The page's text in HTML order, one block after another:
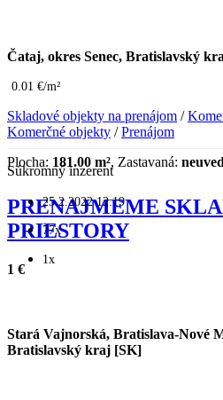
Čataj, okres Senec, Bratislavský
0.01 €/m²
Skladové objekty na prenájom /
Komerčné objekty /Prenájom
Plocha: 181.00 m², Zastavaná:
Súkromný inzerent
25.2.2022 12:19
77x
1x
PRENAJMEME
PRIESTORY
1 €
Stará Vajnorská, Bratislava-Nové
Bratislavský kraj [SK]